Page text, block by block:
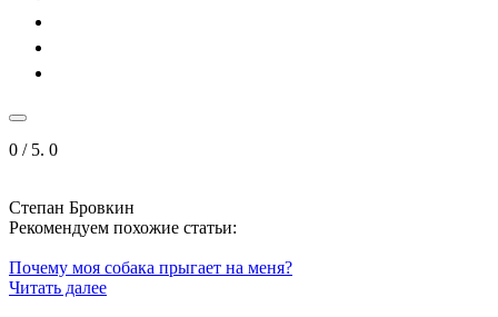
0 / 5. 0
Степан Бровкин
Рекомендуем похожие статьи:
Почему моя собака прыгает на меня?
Читать далее